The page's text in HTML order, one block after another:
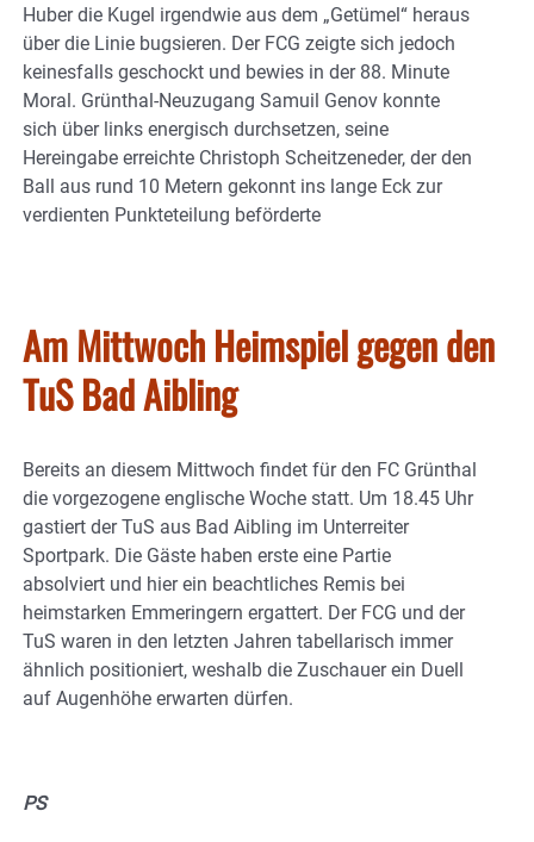
Huber die Kugel irgendwie aus dem „Getümel“ heraus
über die Linie bugsieren. Der FCG zeigte sich jedoch
keinesfalls geschockt und bewies in der 88. Minute
Moral. Grünthal-Neuzugang Samuil Genov konnte
sich über links energisch durchsetzen, seine
Hereingabe erreichte Christoph Scheitzeneder, der den
Ball aus rund 10 Metern gekonnt ins lange Eck zur
verdienten Punkteteilung beförderte
Am Mittwoch Heimspiel gegen den
TuS Bad Aibling
Bereits an diesem Mittwoch findet für den FC Grünthal
die vorgezogene englische Woche statt. Um 18.45 Uhr
gastiert der TuS aus Bad Aibling im Unterreiter
Sportpark. Die Gäste haben erste eine Partie
absolviert und hier ein beachtliches Remis bei
heimstarken Emmeringern ergattert. Der FCG und der
TuS waren in den letzten Jahren tabellarisch immer
ähnlich positioniert, weshalb die Zuschauer ein Duell
auf Augenhöhe erwarten dürfen.
PS